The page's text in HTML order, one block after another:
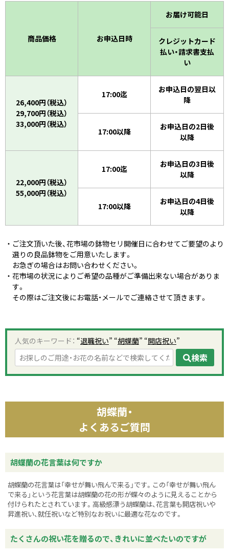
商品価格 お申込日時
お届け可能日
クレジットカード
払い・請求書支払
い
26,400円（税込）
29,700円（税込）
33,000円（税込）
17:00迄
お申込日の翌日以
降
17:00以降
お申込日の2日後
以降
22,000円（税込）
55,000円（税込）
17:00迄
お申込日の3日後
以降
17:00以降
お申込日の4日後
以降
ご注文頂いた後、花市場の鉢物セリ開催日に合わせてご要望のより
選りの良品鉢物をご用意いたします。
お急ぎの場合はお問い合わせください。
花市場の状況によりご希望の品種がご準備出来ない場合がありま
す。
その際はご注文後にお電話・メールでご連絡させて頂きます。
人気のキーワード： “退職祝い” “胡蝶蘭” “開店祝い”
検索
胡蝶蘭・
よくあるご質問
胡蝶蘭の花言葉は何ですか
胡蝶蘭の花言葉は「幸せが舞い飛んで来る」です。この「幸せが舞い飛ん
で来る」という花言葉は胡蝶蘭の花の形が蝶々のように見えることから
付けられたとされています。高級感漂う胡蝶蘭は、花言葉も開店祝いや
昇進祝い、就任祝いなど特別なお祝いに最適な花なのです。
たくさんの祝い花を贈るので、きれいに並べたいのですが